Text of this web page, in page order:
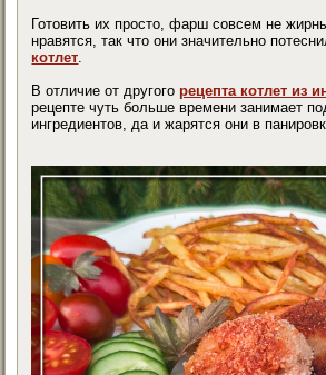
Готовить их просто, фарш совсем не
нравятся, так что они значительно
котлет
В отличие от другогорецепта котлет из
рецепте чуть больше времени занимает
ингредиентов, да и жарятся они в